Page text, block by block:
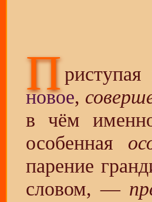
П
новое,
в чём
особенная
парение
словом, —